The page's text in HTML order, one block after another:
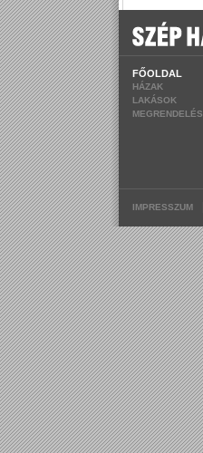
FŐOLDAL
HÁZAK
LAKÁSOK
MEGRENDELÉS
IMPRESSZUM